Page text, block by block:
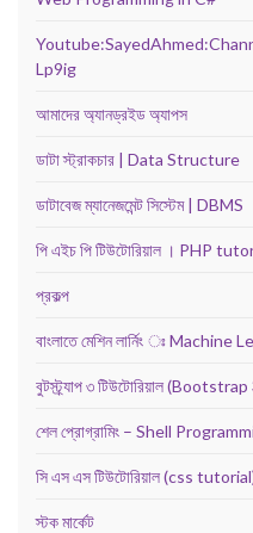
Lp9ig
আমাদের অ্যানড্রইড অ্যাপস
ডাটা স্ট্রাকচার | Data Structure
ডাটাবেজ ম্যানেজমেন্ট সিস্টেম | DBMS
পি এইচ পি টিউটোরিয়াল । PHP
প্রকল্প
বাংলাতে মেশিন লার্নিং ঃ
বুটস্ট্র্যাপ ৩ টিউটোরিয়াল
শেল প্রোগ্রামিং – Shell
সি এস এস টিউটোরিয়াল (css
স্টক মার্কেট